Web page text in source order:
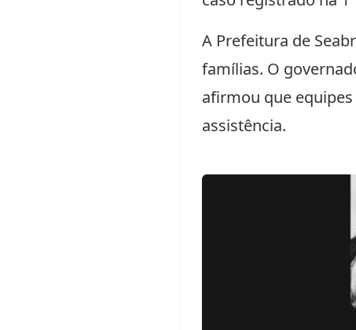
A Prefeitura de
famílias. O
afirmou que
assistência.